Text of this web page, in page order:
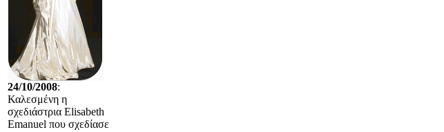
24/10/2008:
Καλεσμένη η
σχεδιάστρια Elisabeth
Emanuel που σχεδίασε